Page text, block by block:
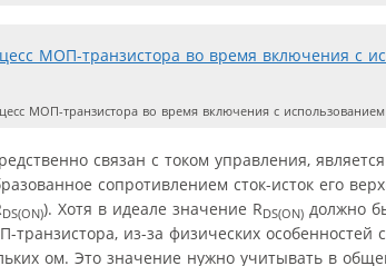
МОП-транзистора во время включения с
связан с током управления,
сопротивлением сток-исток его
DS(ON)). Хотя в идеале значение RDS(ON) должно
из-за физических особенностей
ом. Это значение нужно учитывать в